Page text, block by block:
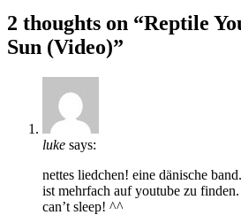
2 thoughts on “Reptile
Sun (Video)”
luke says:
nettes liedchen! eine dänische band.
ist mehrfach auf youtube zu finden.
can’t sleep! ^^